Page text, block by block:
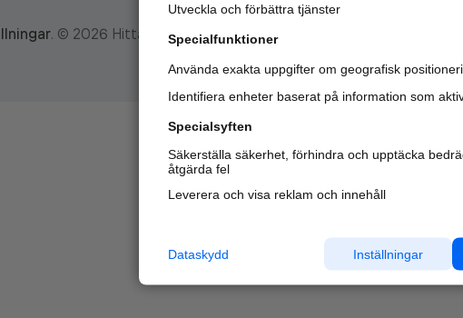
. © 2026 Hitta.se
Utveckla och förbättra tjänster
Specialfunktioner
Använda exakta uppgifter om geografisk
Identifiera enheter baserat på information som
Specialsyften
Säkerställa säkerhet, förhindra och upptäcka
åtgärda fel
Leverera och visa reklam och innehåll
Inställningar
Dataskydd